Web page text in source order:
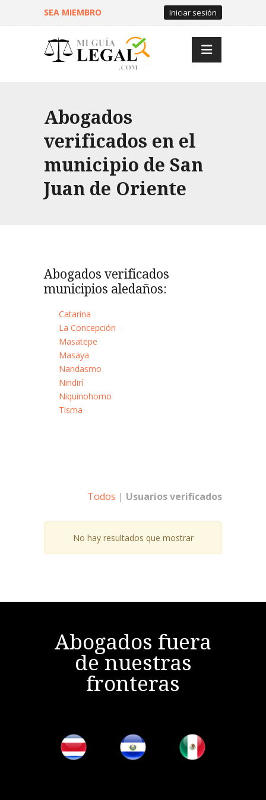
SEA MIEMBRO Iniciar sesión
Abogados
verificados en el
municipio de San
Juan de Oriente
Abogados verificados
municipios aledaños:
Catarina
La Concepción
Masatepe
Masaya
Nandasmo
Nindirí
Niquinohomo
Tisma
Todos | Usuarios verificados
No hay resultados que mostrar
Abogados fuera
de nuestras
fronteras